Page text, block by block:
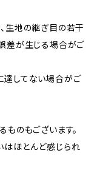
生地の継ぎ目の若干
差が生じる場合がご
してない場合がご
のもございます。
ほとんど感じられ